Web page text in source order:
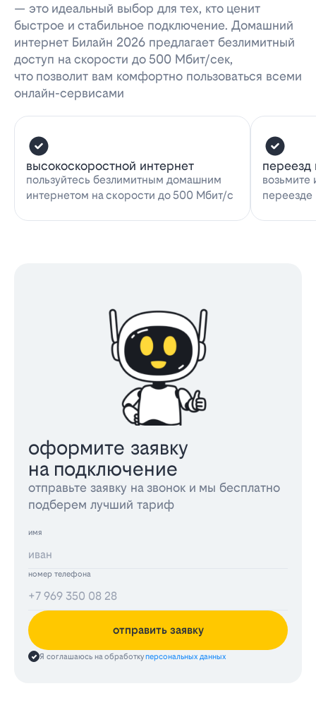
— это идеальный выбор для тех, кто ценит
быстрое и стабильное подключение. Домашний
интернет Билайн 2026 предлагает безлимитный
доступ на скорости до 500 Мбит/сек,
что позволит вам комфортно пользоваться всеми
онлайн-сервисами
высокоскоростной интернет
пользуйтесь безлимитным домашним
интернетом на скорости до 500 Мбит/с
переезд
возьмите
переезде
оформите заявку
на подключение
отправьте заявку на звонок и мы бесплатно
подберем лучший тариф
имя
номер телефона
отправить заявку
Я соглашаюсь на обработкуперсональных данных